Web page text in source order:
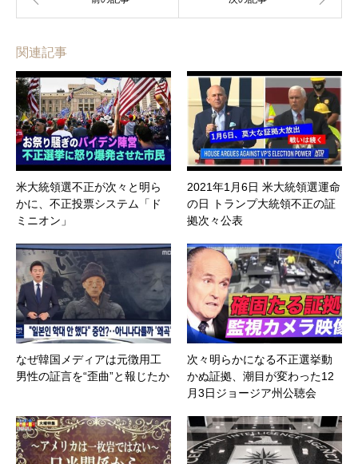
関連記事
米大統領選不正が次々と明ら
かに、不正投票システム「ド
ミニオン」
2021年1月6日 米大統領選運命
の日 トランプ大統領不正の証
拠次々公表
なぜ韓国メディアは元徴用工
男性の証言を“歪曲”と報じたか
次々明らかになる不正選挙動
かぬ証拠、潮目が変わった12
月3日ジョージア州公聴会